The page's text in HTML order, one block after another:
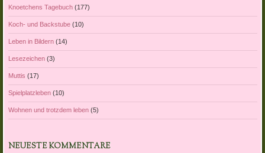
Knoetchens Tagebuch(177)
Koch- und Backstube(10)
Leben in Bildern(14)
Lesezeichen(3)
Muttis (17)
Spielplatzleben(10)
Wohnen und trotzdem leben(5)
NEUESTE KOMMENTARE